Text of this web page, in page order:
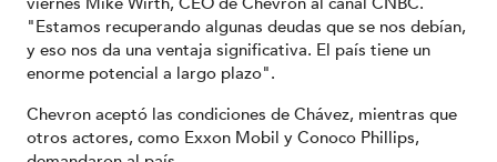
"Estamos recuperando algunas deudas que se nos debían,
y eso nos da una ventaja significativa. El país tiene un
enorme potencial a largo plazo".
Chevron aceptó las condiciones de Chávez, mientras que
otros actores, como Exxon Mobil y Conoco Phillips,